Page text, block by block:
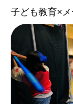
子ども教育×メ